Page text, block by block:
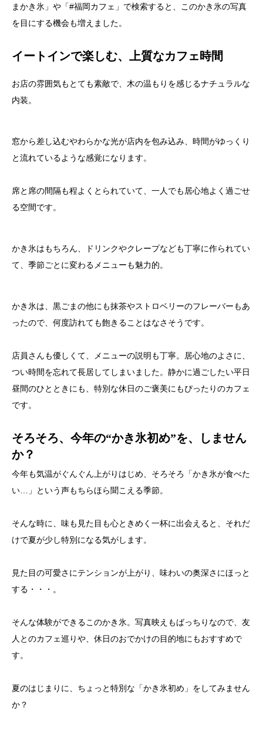
まかき氷」や「#福岡カフェ」で検索すると、このかき氷の写真
を目にする機会も増えました。
イートインで楽しむ、上質なカフェ時間
お店の雰囲気もとても素敵で、木の温もりを感じるナチュラルな
内装。
窓から差し込むやわらかな光が店内を包み込み、時間がゆっくり
と流れているような感覚になります。
席と席の間隔も程よくとられていて、一人でも居心地よく過ごせ
る空間です。
かき氷はもちろん、ドリンクやクレープなども丁寧に作られてい
て、季節ごとに変わるメニューも魅力的。
かき氷は、黒ごまの他にも抹茶やストロベリーのフレーバーもあ
ったので、何度訪れても飽きることはなさそうです。
店員さんも優しくて、メニューの説明も丁寧。居心地のよさに、
つい時間を忘れて長居してしまいました。静かに過ごしたい平日
昼間のひとときにも、特別な休日のご褒美にもぴったりのカフェ
です。
そろそろ、今年の“かき氷初め”を、しません
か？
今年も気温がぐんぐん上がりはじめ、そろそろ「かき氷が食べた
い…」という声もちらほら聞こえる季節。
そんな時に、味も見た目も心ときめく一杯に出会えると、それだ
けで夏が少し特別になる気がします。
見た目の可愛さにテンションが上がり、味わいの奥深さにほっと
する・・・。
そんな体験ができるこのかき氷。写真映えもばっちりなので、友
人とのカフェ巡りや、休日のおでかけの目的地にもおすすめで
す。
夏のはじまりに、ちょっと特別な「かき氷初め」をしてみません
か？